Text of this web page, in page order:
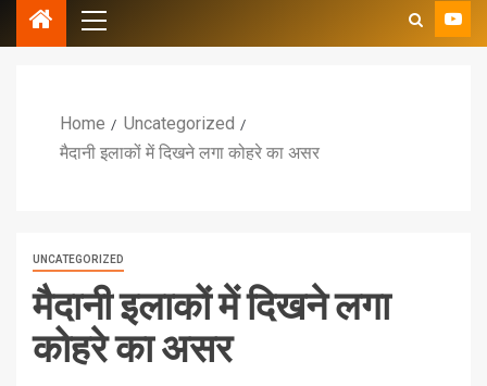
Home
Uncategorized
मैदानी इलाकों में दिखने लगा कोहरे का असर
UNCATEGORIZED
मैदानी इलाकों में दिखने लगा
कोहरे का असर